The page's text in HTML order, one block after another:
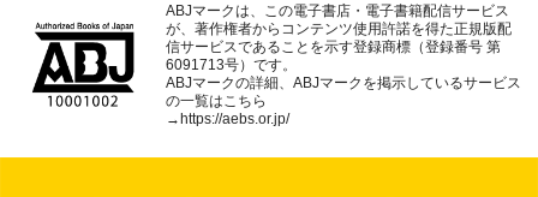
ABJマークは、この電子書店・電子書籍配信サービス
が、著作権者からコンテンツ使用許諾を得た正規版配
信サービスであることを示す登録商標（登録番号 第
6091713号）です。
ABJマークの詳細、ABJマークを掲示しているサービス
の一覧はこちら
→https://aebs.or.jp/